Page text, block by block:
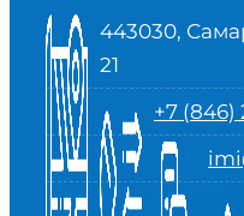
443030,
21
+7